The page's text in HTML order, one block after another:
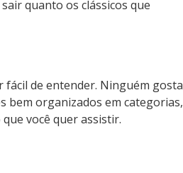
quanto os clássicos que
fácil de entender. Ninguém gosta
bem organizados em categorias,
você quer assistir.